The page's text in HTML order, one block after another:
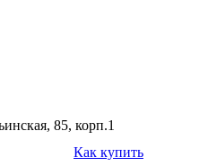
85, корп.1
Как купить